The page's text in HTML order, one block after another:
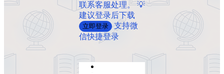
联系客服处理。 💡
建议登录后下载
立即登录
支持微
信快捷登录